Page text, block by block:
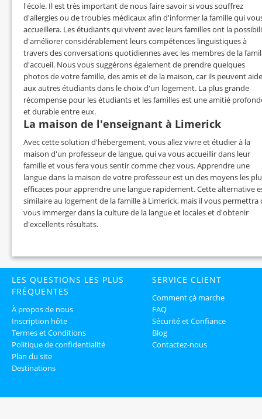
l'école. Il est très important de nous faire savoir si vous souffrez
d'allergies ou de troubles médicaux afin d'informer la famille qui
accueillera. Les étudiants qui vivent avec leurs familles ont la
d'améliorer considérablement leurs compétences linguistiques à
travers des conversations quotidiennes avec les membres de la
d'accueil. Nous vous suggérons également de prendre quelques
photos de votre famille, des amis et de la maison, car ils peuvent
aux autres étudiants dans le choix d'un logement. La plus grande
récompense pour les étudiants et les familles est une amitié
et durable entre eux.
La maison de l'enseignant à Limerick
Avec cette solution d'hébergement, vous allez vivre et étudier à la
maison d'un professeur de langue, qui va vous accueillir dans leur
famille et vous fera vous sentir comme chez vous. Apprendre une
langue dans la maison de votre professeur est un des moyens les
efficaces pour apprendre une langue rapidement. Cette alternative
similaire au logement de la famille à Limerick, mais il vous permettra
vous immerger dans la culture de la langue et locales et d'obtenir
d'excellents résultats.
LES QUESTIONS LES PLUS
FRÉQUENTES
À propos de nous
Inscription hôte
Termes et Conditions
Politique de confidentialité
Plan du site
Destinations
SERVICE CLIENT
Comment çà marche
FAQ
Sécurité et Confiance
Blog
Contactez-nous